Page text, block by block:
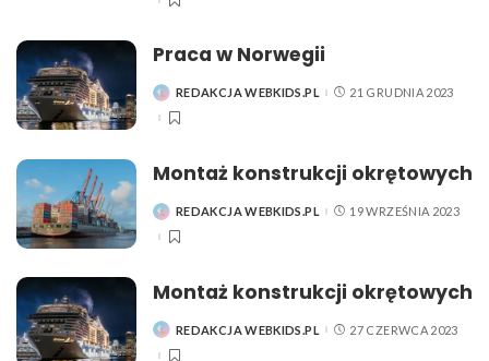
Praca w Norwegii
POSTED
REDAKCJA WEBKIDS.PL 21 GRUDNIA 2023
Montaż konstrukcji okrętowych
POSTED
REDAKCJA WEBKIDS.PL 19 WRZEŚNIA 2023
Montaż konstrukcji okrętowych
POSTED
REDAKCJA WEBKIDS.PL 27 CZERWCA 2023